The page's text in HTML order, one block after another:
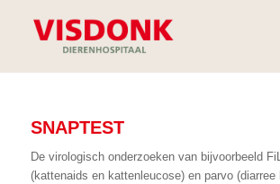
SNAPTEST
De virologisch onderzoeken van bijvoorbeeld
(kattenaids en kattenleucose) en parvo (diarree